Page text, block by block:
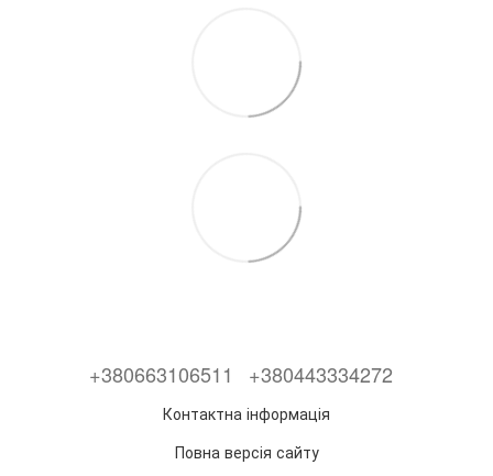
+380663106511 +380443334272
Контактна інформація
Повна версія сайту